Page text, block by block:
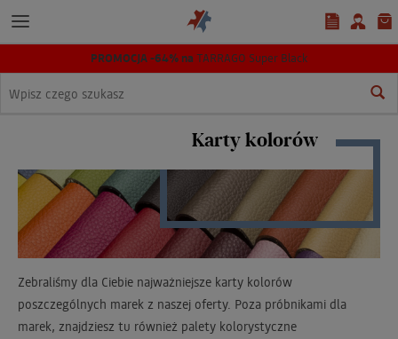
PROMOCJA -64% na TARRAGO Super Black
Karty kolorów
Zebraliśmy dla Ciebie najważniejsze karty kolorów
poszczególnych marek z naszej oferty. Poza próbnikami dla
marek, znajdziesz tu również palety kolorystyczne